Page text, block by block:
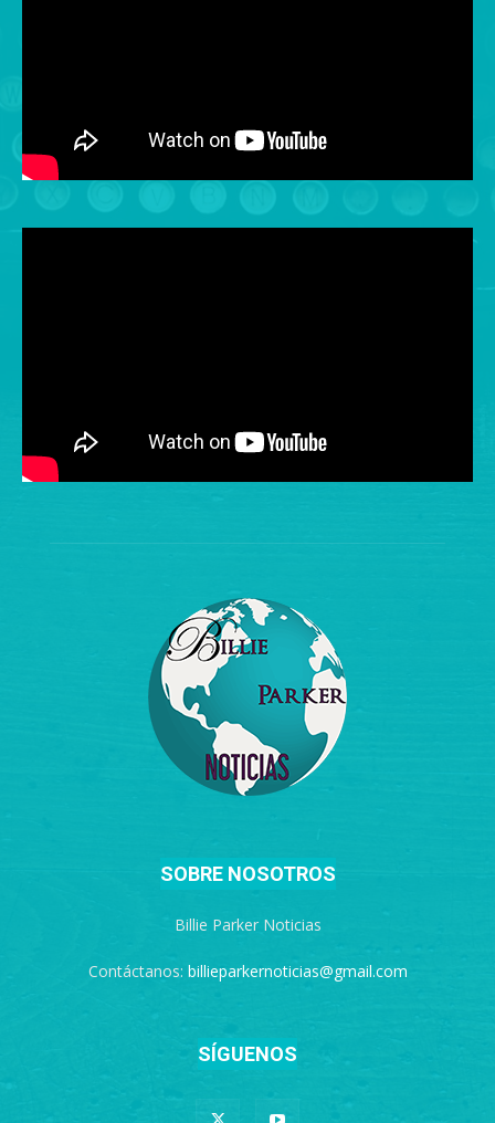
SOBRE NOSOTROS
Billie Parker Noticias
Contáctanos: billieparkernoticias@gmail.com
SÍGUENOS